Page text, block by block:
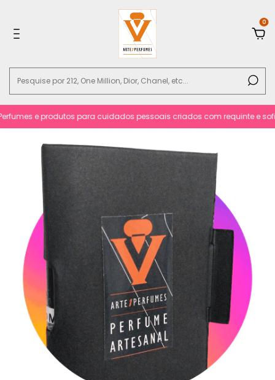
0
e produtos para cuidados pessoais criados com requinte e